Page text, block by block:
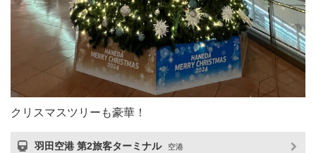
クリスマスツリーも豪華！
羽田空港 第2旅客ターミナル 空港